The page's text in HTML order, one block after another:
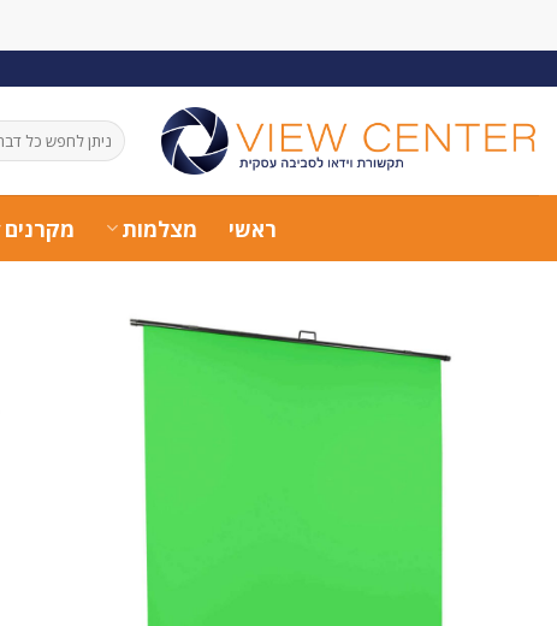
חיפוש
עבור:
ראשי מצלמות מקרנים